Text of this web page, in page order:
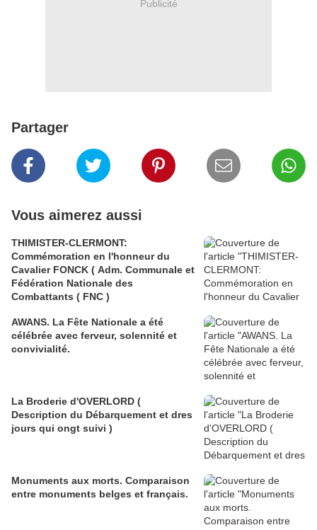
Publicité
Partager
Vous aimerez aussi
THIMISTER-CLERMONT:
Commémoration en l'honneur du
Cavalier FONCK ( Adm. Communale et
Fédération Nationale des
Combattants ( FNC )
AWANS. La Fête Nationale a été
célébrée avec ferveur, solennité et
convivialité.
La Broderie d'OVERLORD (
Description du Débarquement et dres
jours qui ongt suivi )
Monuments aux morts. Comparaison
entre monuments belges et français.